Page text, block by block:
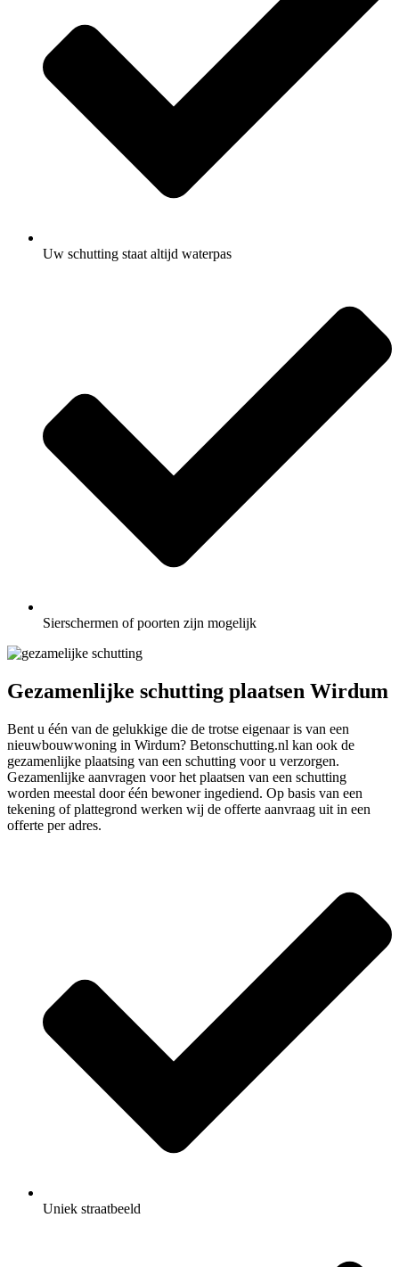
Uw schutting staat altijd waterpas
Sierschermen of poorten zijn mogelijk
Gezamenlijke schutting plaatsen Wirdum
Bent u één van de gelukkige die de trotse eigenaar is van een
nieuwbouwwoning in Wirdum? Betonschutting.nl kan ook de
gezamenlijke plaatsing van een schutting voor u verzorgen.
Gezamenlijke aanvragen voor het plaatsen van een schutting
worden meestal door één bewoner ingediend. Op basis van een
tekening of plattegrond werken wij de offerte aanvraag uit in een
offerte per adres.
Uniek straatbeeld